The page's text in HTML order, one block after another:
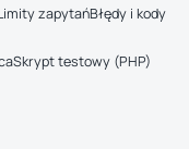
zapytańBłędy i kody
Skrypt testowy (PHP)